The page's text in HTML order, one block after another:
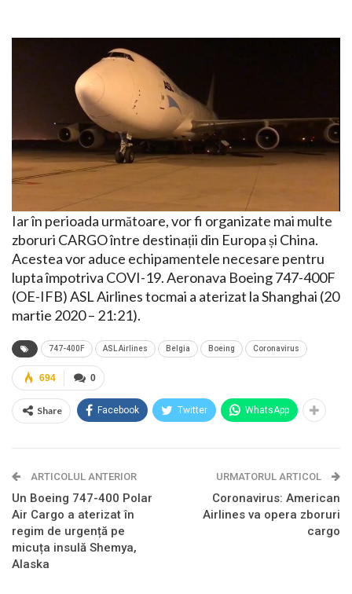
Iar în perioada următoare, vor fi organizate mai multe
zboruri CARGO între destinații din Europa și China.
Acestea vor aduce echipamentele necesare pentru
lupta împotriva COVI-19. Aeronava Boeing 747-400F
(OE-IFB) ASL Airlines tocmai a aterizat la Shanghai (20
martie 2020 – 21:21).
747-400F ASL Airlines Belgia Boeing Coronavirus
0
694
Share Facebook Twitter WhatsApp
ARTICOLUL ANTERIOR
Un Boeing 747-400 Polar
Air Cargo a aterizat în
regim de urgență pe
micuța insulă Shemya,
Alaska
URMATORUL ARTICOL
Coronavirus: American
Airlines va opera zboruri
cargo